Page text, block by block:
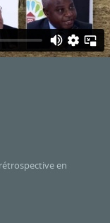
en